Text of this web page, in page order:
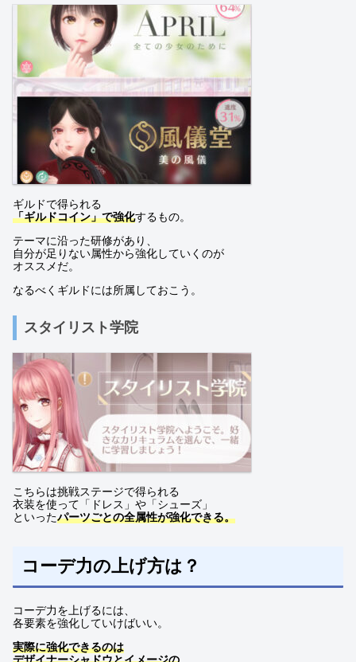
ギルドで得られる
「ギルドコイン」で強化するもの。
テーマに沿った研修があり、
自分が足りない属性から強化していくのが
オススメだ。
なるべくギルドには所属しておこう。
スタイリスト学院
こちらは挑戦ステージで得られる
衣装を使って「ドレス」や「シューズ」
といったパーツごとの全属性が強化できる。
コーデ力の上げ方は？
コーデ力を上げるには、
各要素を強化していけばいい。
実際に強化できるのは